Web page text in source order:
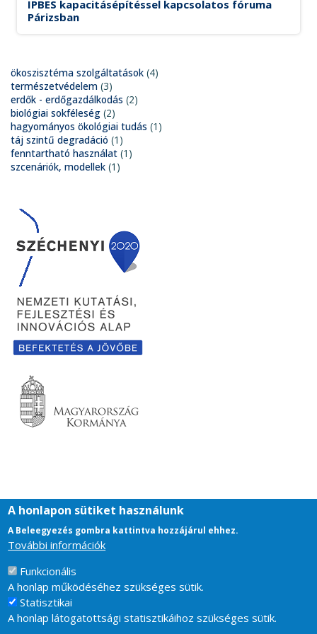
IPBES kapacitásépítéssel kapcsolatos fóruma
Párizsban
ökoszisztéma szolgáltatások (4)
természetvédelem (3)
erdők - erdőgazdálkodás (2)
biológiai sokféleség (2)
hagyományos ökológiai tudás (1)
táj szintű degradáció (1)
fenntartható használat (1)
szcenáriók, modellek (1)
Footer
Impresszum
Támogatás
Kapcsolat
Adatvédelem
A honlapon sütiket használunk
A Beleegyezés gombra kattintva hozzájárul ehhez.
További információk
Funkcionális
A honlap működéséhez szükséges sütik.
Statisztikai
A honlap látogatottsági statisztikáihoz szükséges sütik.